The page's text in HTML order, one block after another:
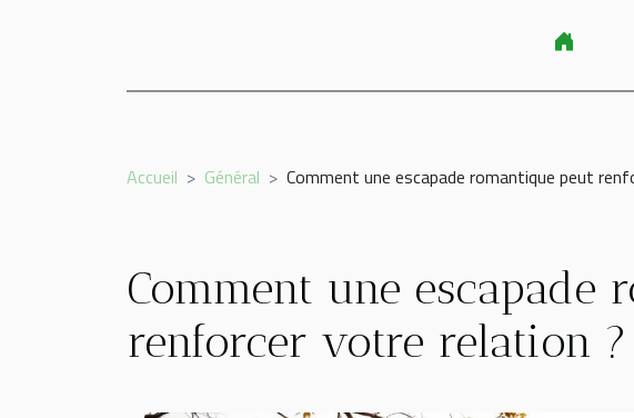
Accueil Général Comment une escapade romantique peut
Comment une escapade
renforcer votre relation ?